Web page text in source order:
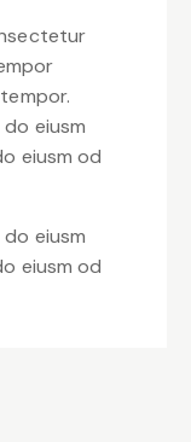
eiusm
eiusm od
eiusm
eiusm od